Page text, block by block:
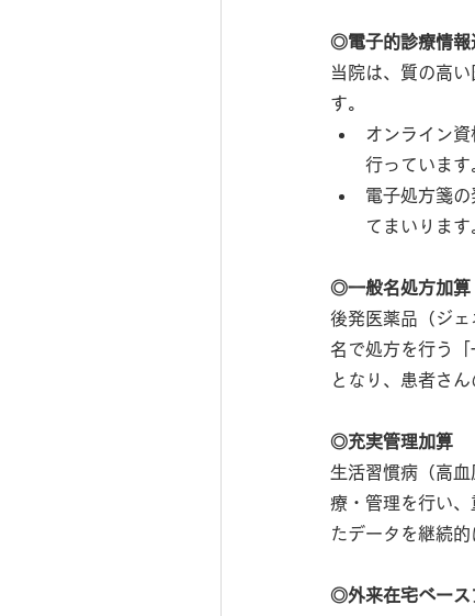
◎電子的診療情報
当院は、質の高
す。
オンライン
行っています
電子処方箋
てまいります
◎一般名処方加算
後発医薬品（ジ
名で処方を行う
となり、患者さ
◎充実管理加算
生活習慣病（高
療・管理を行い
たデータを継続
◎外来在宅ベース